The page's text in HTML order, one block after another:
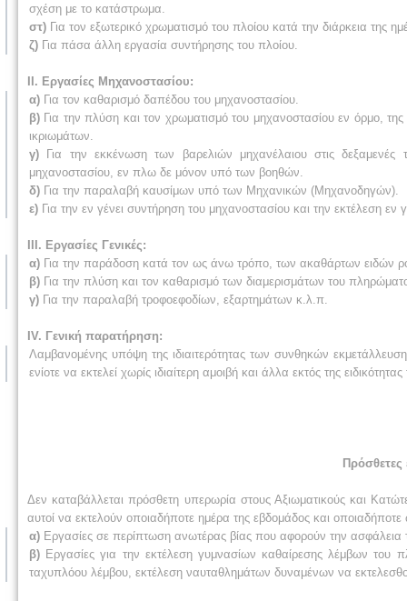
σχέση με το κατάστρωμα.
στ) Για τον εξωτερικό χρωματισμό του πλοίου κατά την διάρκεια της
ζ) Για πάσα άλλη εργασία συντήρησης του πλοίου.
II. Εργασίες Μηχανοστασίου:
α) Για τον καθαρισμό δαπέδου του μηχανοστασίου.
β) Για την πλύση και τον χρωματισμό του μηχανοστασίου εν όρμο,
ικριωμάτων.
γ)
Για την εκκένωση των βαρελιών μηχανέλαιου στις
μηχανοστασίου, εν πλω δε μόνον υπό των βοηθών.
δ) Για την παραλαβή καυσίμων υπό των Μηχανικών (Μηχανοδηγών).
ε) Για την εν γένει συντήρηση του μηχανοστασίου και την εκτέλεση εν
III. Εργασίες Γενικές:
α) Για την παράδοση κατά τον ως άνω τρόπο, των ακαθάρτων ειδών
β) Για την πλύση και τον καθαρισμό των διαμερισμάτων του
γ) Για την παραλαβή τροφοεφοδίων, εξαρτημάτων κ.λ.π.
IV. Γενική παρατήρηση:
Λαμβανομένης υπόψη της ιδιαιτερότητας των συνθηκών
ενίοτε να εκτελεί χωρίς ιδιαίτερη αμοιβή και άλλα εκτός της
Πρόσθετες
Δεν καταβάλλεται πρόσθετη υπερωρία στους Αξιωματικούς και
αυτοί να εκτελούν οποιαδήποτε ημέρα της εβδομάδος και
α) Εργασίες σε περίπτωση ανωτέρας βίας που αφορούν την
β) Εργασίες για την εκτέλεση γυμνασίων καθαίρεσης λέμβων του
ταχυπλόου λέμβου, εκτέλεση ναυταθλημάτων δυναμένων να